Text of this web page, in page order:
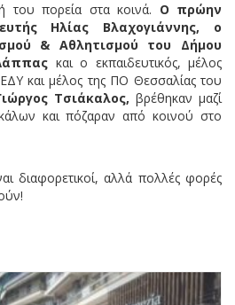
του πορεία στα κοινά. Ο πρώην
Ηλίας Βλαχογιάννης, ο
& Αθλητισμού του Δήμου
και ο εκπαιδευτικός, μέλος
και μέλος της ΠΟ Θεσσαλίας του
Τσιάκαλος, βρέθηκαν μαζί
και πόζαραν από κοινού στο
διαφορετικοί, αλλά πολλές φορές